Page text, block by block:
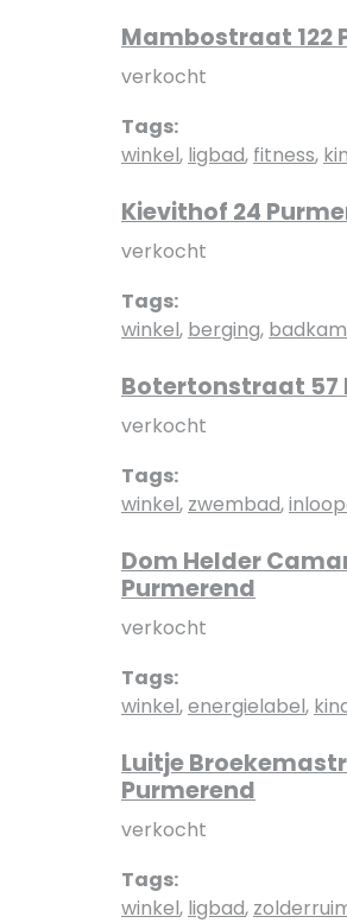
Mambostraat 122
verkocht
Tags:
winkel, ligbad, fitness,
Kievithof 24
verkocht
Tags:
winkel, berging,
Botertonstraat 57
verkocht
Tags:
winkel, zwembad,
Dom Helder
Purmerend
verkocht
Tags:
winkel,energielabel,
Luitje
Purmerend
verkocht
Tags:
winkel, ligbad,